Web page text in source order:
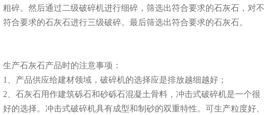
粗碎。然后通过二级破碎机进行细碎，筛选出符合要求的石灰石，对不
符合要求的石灰石进行三级破碎。最后筛选出符合要求的石灰石。
生产石灰石产品时的注意事项：
1、产品供应给建材领域，破碎机的选择应是排放越细越好；
2、石灰石用作建筑砾石和砂砾石混凝土骨料，冲击式破碎机是一个很
好的选择。冲击式破碎机具有成型和制砂的双重特性。可生产粒度好、